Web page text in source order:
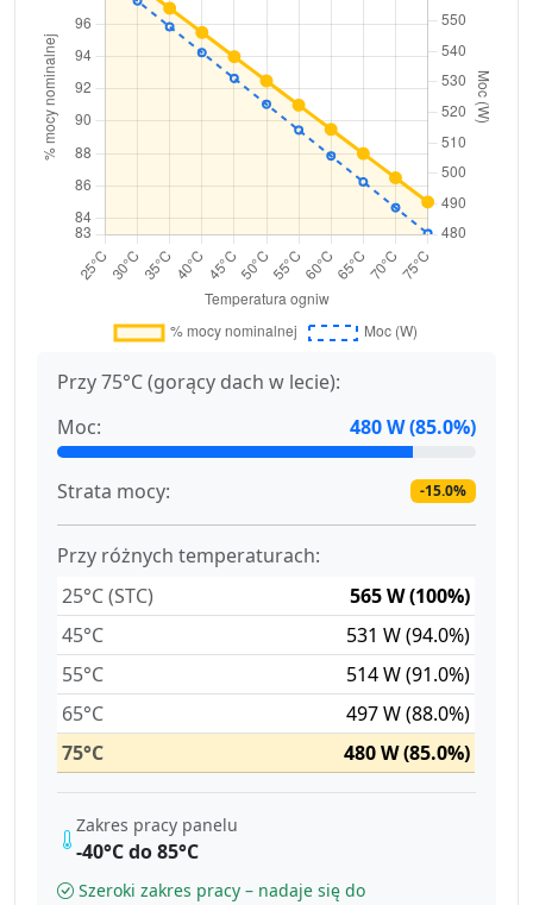
Przy 75°C (gorący dach w lecie):
Moc:
480 W (85.0%)
Strata mocy: -15.0%
Przy różnych temperaturach:
25°C (STC)
565 W (100%)
45°C
531 W (94.0%)
55°C
514 W (91.0%)
65°C
497 W (88.0%)
75°C
480 W (85.0%)
Zakres pracy panelu
-40°C do 85°C
Szeroki zakres pracy – nadaje się do